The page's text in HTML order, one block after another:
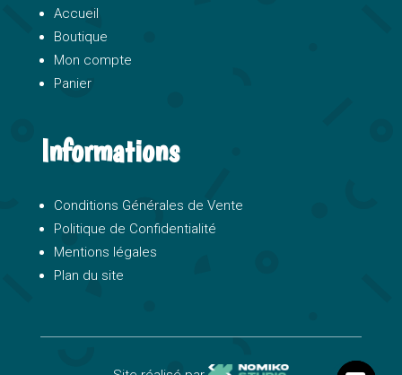
Accueil
Boutique
Mon compte
Panier
Informations
Conditions Générales de Vente
Politique de Confidentialité
Mentions légales
Plan du site